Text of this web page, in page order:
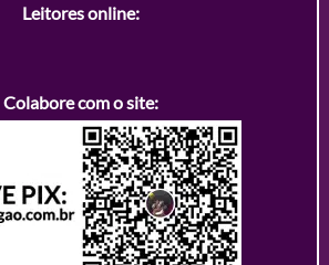
Leitores online:
Colabore com o site: